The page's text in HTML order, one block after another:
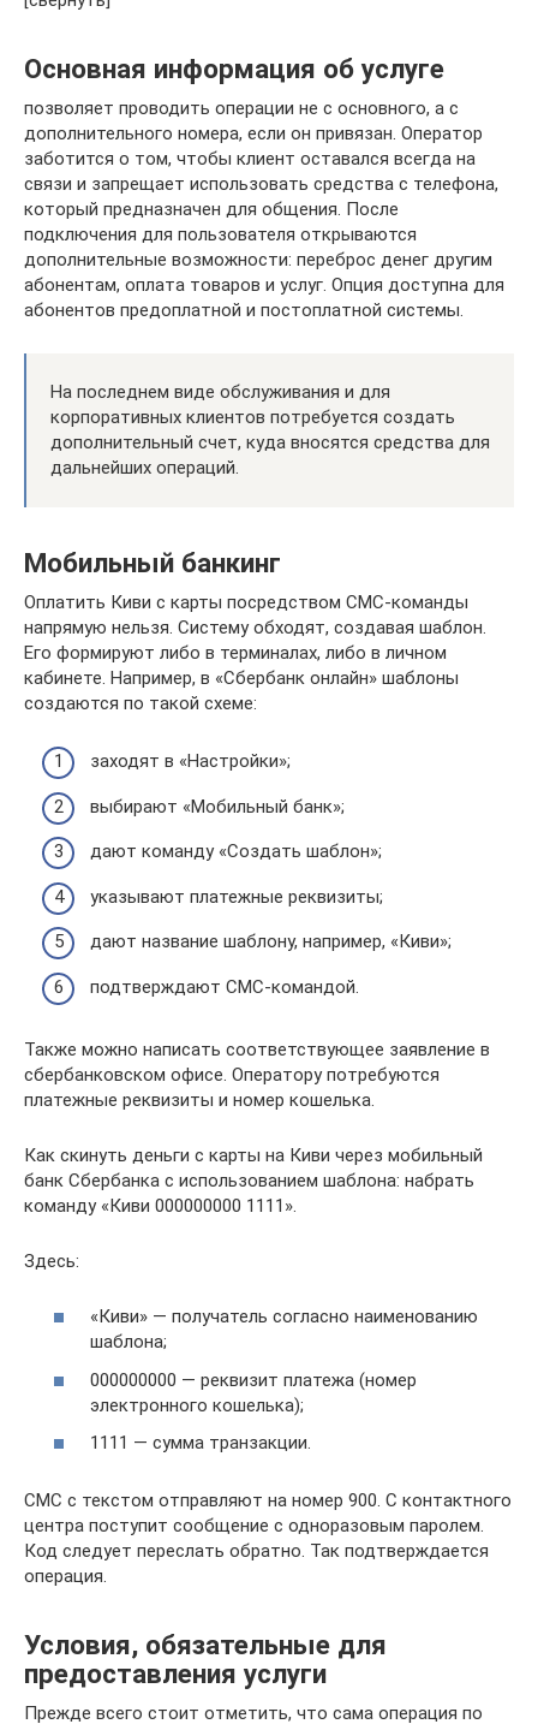
Основная информация об услуге
позволяет проводить операции не с основного, а с
дополнительного номера, если он привязан. Оператор
заботится о том, чтобы клиент оставался всегда на
связи и запрещает использовать средства с телефона,
который предназначен для общения. После
подключения для пользователя открываются
дополнительные возможности: переброс денег другим
абонентам, оплата товаров и услуг. Опция доступна для
абонентов предоплатной и постоплатной системы.
На последнем виде обслуживания и для
корпоративных клиентов потребуется создать
дополнительный счет, куда вносятся средства для
дальнейших операций.
Мобильный банкинг
Оплатить Киви с карты посредством СМС-команды
напрямую нельзя. Систему обходят, создавая шаблон.
Его формируют либо в терминалах, либо в личном
кабинете. Например, в «Сбербанк онлайн» шаблоны
создаются по такой схеме:
заходят в «Настройки»;
выбирают «Мобильный банк»;
дают команду «Создать шаблон»;
указывают платежные реквизиты;
дают название шаблону, например, «Киви»;
подтверждают СМС-командой.
Также можно написать соответствующее заявление в
сбербанковском офисе. Оператору потребуются
платежные реквизиты и номер кошелька.
Как скинуть деньги с карты на Киви через мобильный
банк Сбербанка с использованием шаблона: набрать
команду «Киви 000000000 1111».
Здесь:
«Киви» — получатель согласно наименованию
шаблона;
000000000 — реквизит платежа (номер
электронного кошелька);
1111 — сумма транзакции.
СМС с текстом отправляют на номер 900. С контактного
центра поступит сообщение с одноразовым паролем.
Код следует переслать обратно. Так подтверждается
операция.
Условия, обязательные для
предоставления услуги
Прежде всего стоит отметить, что сама операция по